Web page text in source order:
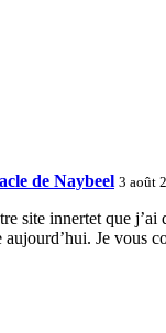
de Naybeel 3 août
site innertet que j’ai
aujourd’hui. Je vous